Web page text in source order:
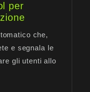
per
che,
e segnala le
gli utenti allo